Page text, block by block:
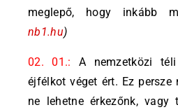
meglepő, hogy inkább
nb1.hu)
02. 01.: A nemzetközi
éjfélkot véget ért. Ez
ne lehetne érkezőnk, vagy